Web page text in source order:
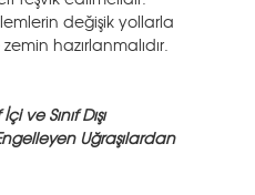
değişik yollarla
hazırlanmalıdır.
ve Sınıf Dışı
Uğraşılardan